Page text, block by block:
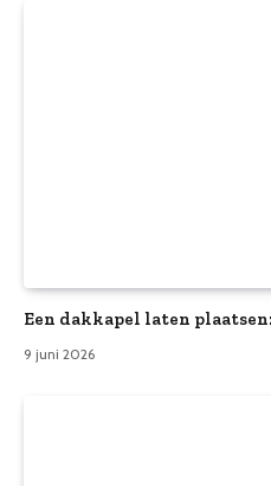
Een dakkapel laten
9 juni 2026